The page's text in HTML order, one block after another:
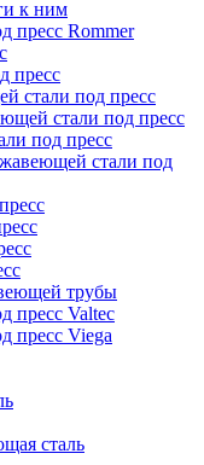
к ним
пресс Rommer
пресс
стали под пресс
стали под пресс
под пресс
стали под
трубы
пресс Valtec
пресс Viega
сталь